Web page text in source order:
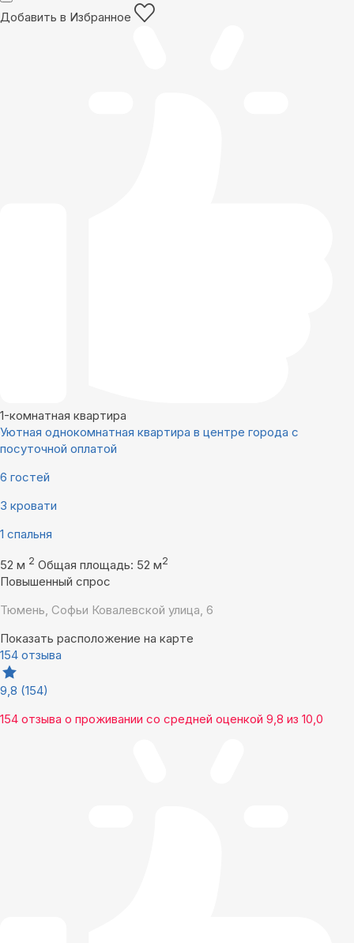
Добавить в Избранное
1-комнатная квартира
Уютная однокомнатная квартира в центре города с
посуточной оплатой
6 гостей
3 кровати
1 спальня
52 м 2 Общая площадь: 52 м2
Повышенный спрос
Тюмень, Софьи Ковалевской улица, 6
Показать расположение на карте
154 отзыва
9,8 (154)
154 отзыва о проживании со средней оценкой 9,8 из 10,0